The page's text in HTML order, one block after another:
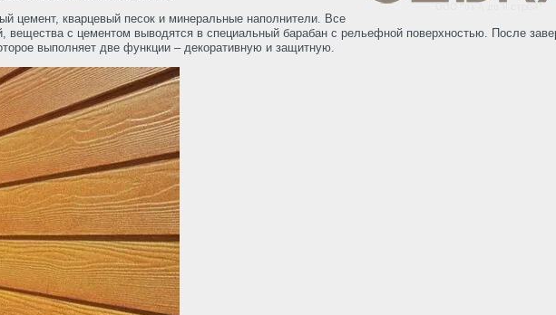
цемент, кварцевый песок и минеральные наполнители. Все
с цементом выводятся в специальный барабан с рельефной поверхностью. После
выполняет две функции – декоративную и защитную.